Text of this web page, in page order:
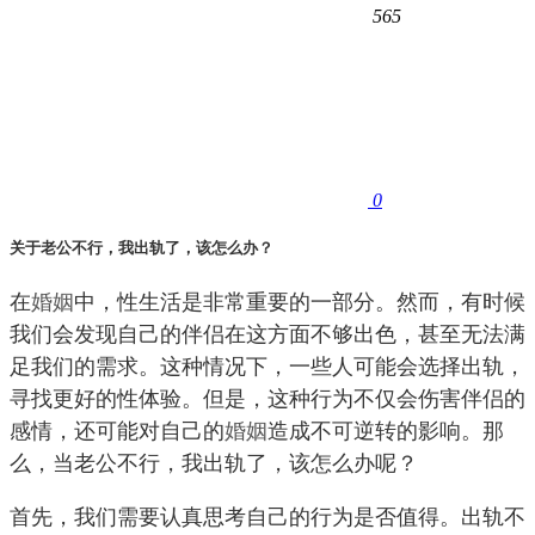
565
0
关于老公不行，我出轨了，该怎么办？
在婚姻中，性生活是非常重要的一部分。然而，有时候
我们会发现自己的伴侣在这方面不够出色，甚至无法满
足我们的需求。这种情况下，一些人可能会选择出轨，
寻找更好的性体验。但是，这种行为不仅会伤害伴侣的
感情，还可能对自己的婚姻造成不可逆转的影响。那
么，当老公不行，我出轨了，该怎么办呢？
首先，我们需要认真思考自己的行为是否值得。出轨不